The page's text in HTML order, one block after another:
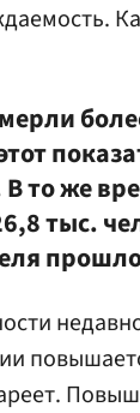
то же
тыс.